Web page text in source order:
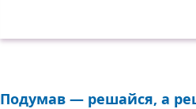
Подумав — решайся, а